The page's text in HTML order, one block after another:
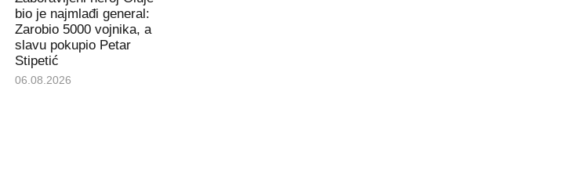
bio je najmlađi general:
Zarobio 5000 vojnika, a
slavu pokupio Petar
Stipetić
06.08.2026